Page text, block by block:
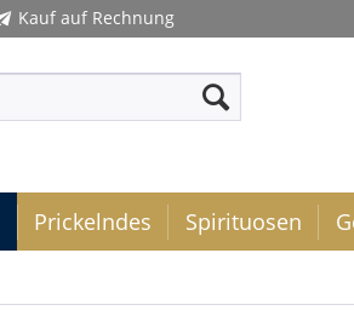
Kauf auf Rechnung
Prickelndes Spirituosen